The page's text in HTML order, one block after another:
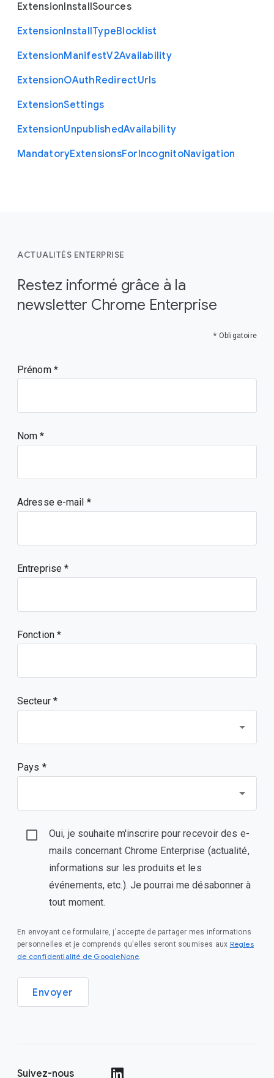
ExtensionInstallSources
ExtensionInstallTypeBlocklist
ExtensionManifestV2Availability
ExtensionOAuthRedirectUrls
ExtensionSettings
ExtensionUnpublishedAvailability
MandatoryExtensionsForIncognitoNavigation
ACTUALITÉS ENTERPRISE
Restez informé grâce à la
newsletter Chrome Enterprise
* Obligatoire
Prénom
Nom
Adresse e-mail
Entreprise
Fonction
Secteur *
Pays *
Oui, je souhaite m'inscrire pour recevoir des e-
mails concernant Chrome Enterprise (actualité,
informations sur les produits et les
événements, etc.). Je pourrai me désabonner à
tout moment.
En envoyant ce formulaire, j'accepte de partager mes informations
personnelles et je comprends qu'elles seront soumises aux Règles
de confidentialité de GoogleNone.
Envoyer
Suivez-nous